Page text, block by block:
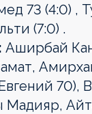
73 (4:0) ,
(7:0) .
Аширбай
70),
Мадияр,